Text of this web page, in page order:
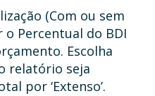
(Com ou sem
Percentual do BDI
Escolha
relatório seja
por ‘Extenso’.